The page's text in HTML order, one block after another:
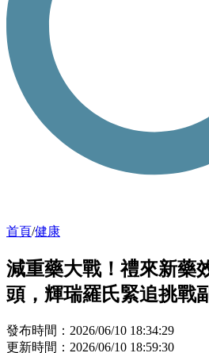
首頁/健康
減重藥大戰！禮來新藥
頭，輝瑞羅氏緊追挑戰
發布時間：2026/06/10 18:34:29
更新時間：2026/06/10 18:59:30